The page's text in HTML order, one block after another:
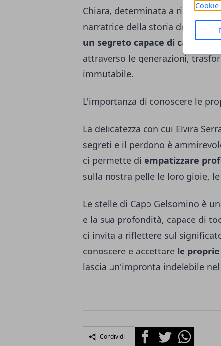
Cookie
Chiara, determinata a ricucire lo
narratrice della storia della sua
un segreto capace di
attraverso le generazioni,
immutabile.
L'importanza di conoscere le
La delicatezza con cui Elvira
segreti e il perdono è
ci permette di empatizzare
sulla nostra pelle le loro gioie,
Le stelle di Capo Gelsomino è
e la sua profondità, capace di
ci invita a riflettere sul
conoscere e accettare le
lascia un'impronta indelebile
Condividi FacebookTwitterWhatsapp